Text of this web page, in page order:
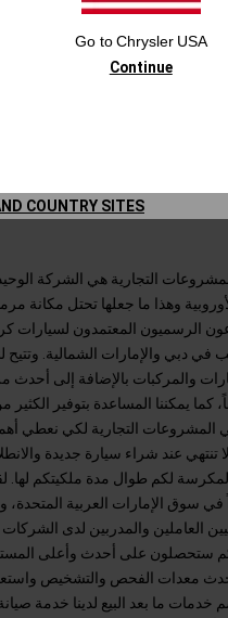
Go to Chrysler USA
Continue
COUNTRY SITES
التجارية هي الشركة
وهذا ما جعلها تحتل مكانة
الرسميون المعتمدون لسيارات
في دبي والإمارات الشمالية.
كما يمكننا المساعدة بتوفير
التجارية لكي نعطي أهمية
لا تنتهي عند شراء سيارة جديدة
لكم طوال مدة ملكيتكم لها. لقد
سوق الإمارات العربية
العاملين والمدربين لدى
ستحصلون على أحدث وأعلى
معدات الفحص والتشخيص
ما بعد البيع لدينا خدمة